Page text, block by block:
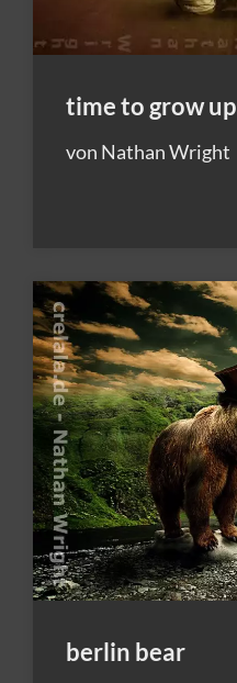
time to grow up
von Nathan Wright
berlin bear